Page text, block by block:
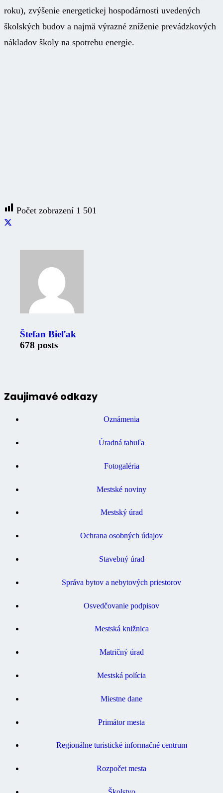
roku), zvýšenie energetickej hospodárnosti uvedených
školských budov a najmä výrazné zníženie prevádzkových
nákladov školy na spotrebu energie.
Počet zobrazení 1 501
Štefan Bieľak
678 posts
Zaujimavé odkazy
Oznámenia
Úradná tabuľa
Fotogaléria
Mestské noviny
Mestský úrad
Ochrana osobných údajov
Stavebný úrad
Správa bytov a nebytových priestorov
Osvedčovanie podpisov
Mestská knižnica
Matričný úrad
Mestská polícia
Miestne dane
Primátor mesta
Regionálne turistické informačné centrum
Rozpočet mesta